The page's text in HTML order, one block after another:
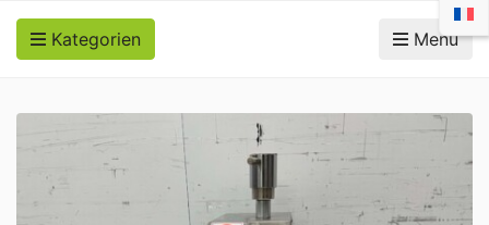
Kategorien Menü